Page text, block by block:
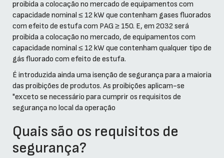
proibida a colocação no mercado de equipamentos com
capacidade nominal ≤ 12 kW que contenham gases fluorados
com efeito de estufa com PAG ≥ 150. E, em 2032 será
proibida a colocação no mercado, de equipamentos com
capacidade nominal ≤ 12 kW que contenham qualquer tipo de
gás fluorado com efeito de estufa.
É introduzida ainda uma isenção de segurança para a maioria
das proibições de produtos. As proibições aplicam-se
"exceto se necessário para cumprir os requisitos de
segurança no local da operação
Quais são os requisitos de
segurança?